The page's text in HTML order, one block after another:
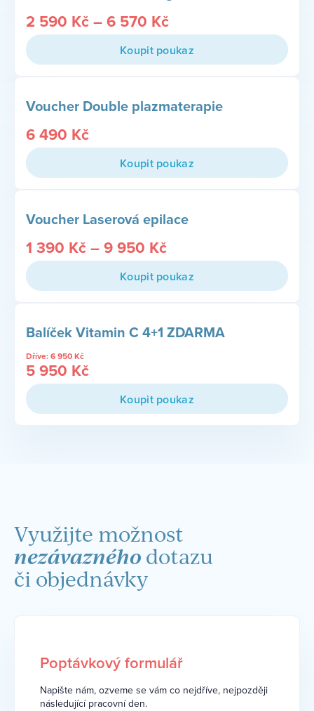
2 590 Kč–6 570 Kč
Koupit poukaz
Voucher Double plazmaterapie
6 490 Kč
Koupit poukaz
Voucher Laserová epilace
1 390 Kč–9 950 Kč
Koupit poukaz
Balíček Vitamin C 4+1 ZDARMA
Dříve:6 950Kč
5 950 Kč
Koupit poukaz
Využijte možnost
nezávazného dotazu
či objednávky
Poptávkový formulář
Napište nám, ozveme se vám co nejdříve, nejpozději
následující pracovní den.